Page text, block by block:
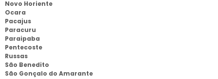
Novo Horiente
Ocara
Pacajus
Paracuru
Paraipaba
Pentecoste
Russas
São Benedito
São Gonçalo do Amarante